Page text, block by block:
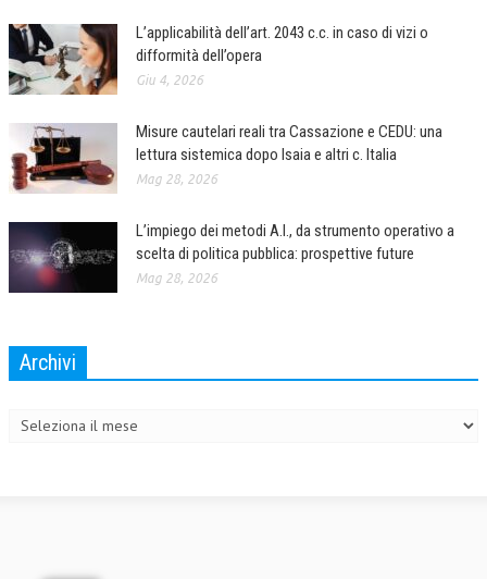
L’applicabilità dell’art. 2043 c.c. in caso di vizi o
difformità dell’opera
Giu 4, 2026
Misure cautelari reali tra Cassazione e CEDU: una
lettura sistemica dopo Isaia e altri c. Italia
Mag 28, 2026
L’impiego dei metodi A.I., da strumento operativo a
scelta di politica pubblica: prospettive future
Mag 28, 2026
Archivi